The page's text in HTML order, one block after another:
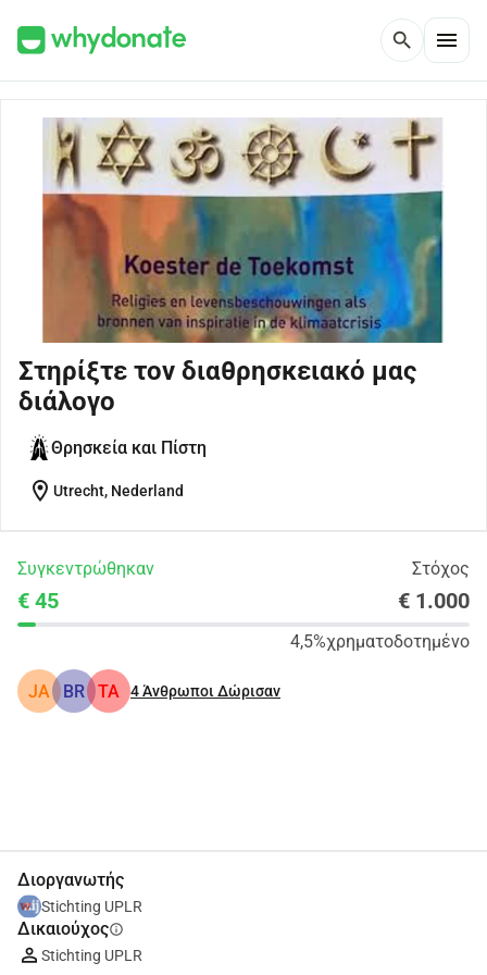
search menu
Στηρίξτε τον διαθρησκειακό μας
διάλογο
Θρησκεία και Πίστη
location_on Utrecht, Nederland
Συγκεντρώθηκαν Στόχος
€ 45 € 1.000
4,5%χρηματοδοτημένο
JA BR TA 4Άνθρωποι Δώρισαν
Διοργανωτής
Stichting UPLR
Δικαιούχοςinfo
Stichting UPLR